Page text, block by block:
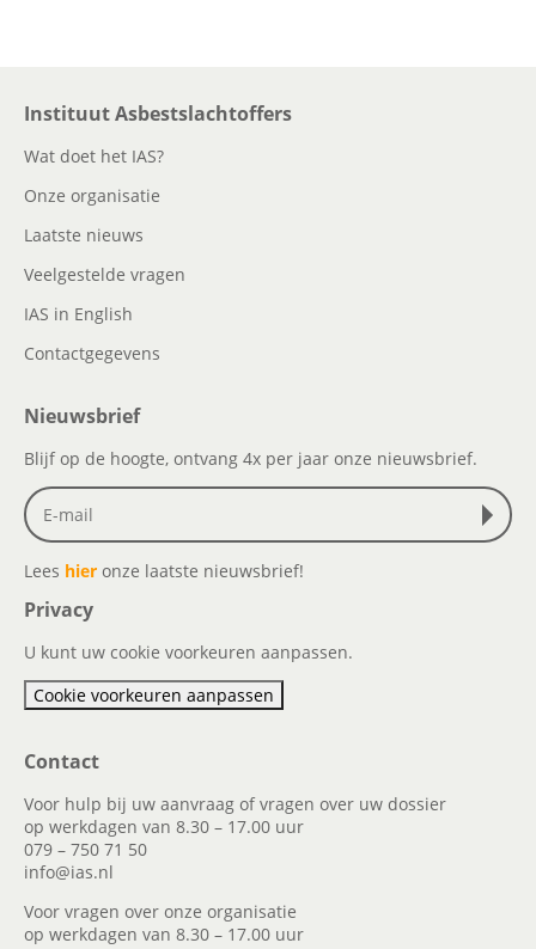
Instituut Asbestslachtoffers
Wat doet het IAS?
Onze organisatie
Laatste nieuws
Veelgestelde vragen
IAS in English
Contactgegevens
Nieuwsbrief
Blijf op de hoogte, ontvang 4x per jaar onze nieuwsbrief.
Lees hier onze laatste nieuwsbrief!
Privacy
U kunt uw cookie voorkeuren aanpassen.
Cookie voorkeuren aanpassen
Contact
Voor hulp bij uw aanvraag of vragen over uw dossier
op werkdagen van 8.30 – 17.00 uur
079 – 750 71 50
info@ias.nl
Voor vragen over onze organisatie
op werkdagen van 8.30 – 17.00 uur